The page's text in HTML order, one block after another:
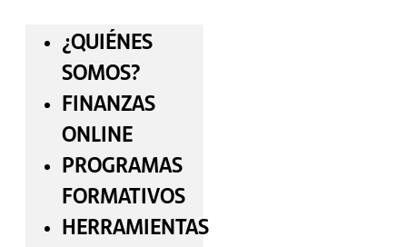
¿QUIÉNES
SOMOS?
FINANZAS
ONLINE
PROGRAMAS
FORMATIVOS
HERRAMIENTAS